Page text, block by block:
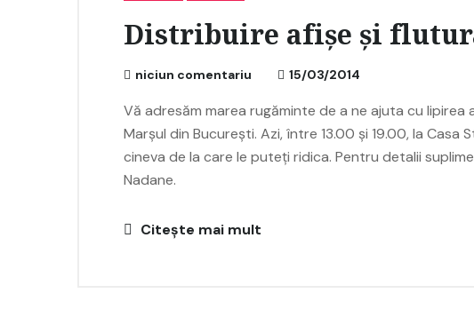
Distribuire afișe și
niciun comentariu 15/03/2014
Vă adresăm marea rugăminte de a ne ajuta cu
Marșul din București. Azi, între 13.00 și 19.00, la Casa
cineva de la care le puteți ridica. Pentru detalii
Nadane.
Citește mai mult